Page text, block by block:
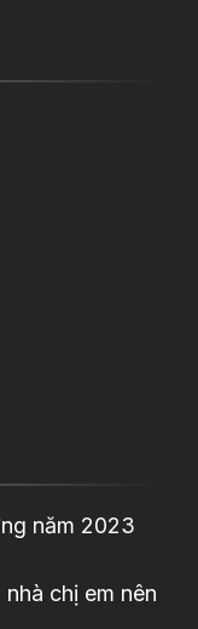
năm 2023
chị em nên